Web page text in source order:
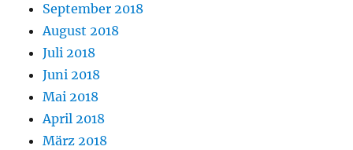
September 2018
August 2018
Juli 2018
Juni 2018
Mai 2018
April 2018
März 2018